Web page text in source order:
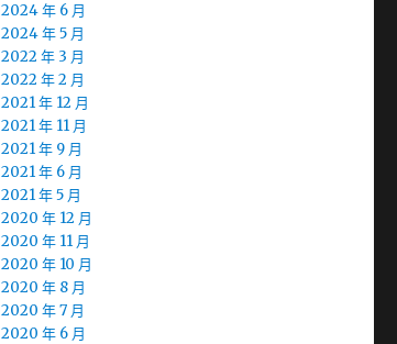
2024 年 6 月
2024 年 5 月
2022 年 3 月
2022 年 2 月
2021 年 12 月
2021 年 11 月
2021 年 9 月
2021 年 6 月
2021 年 5 月
2020 年 12 月
2020 年 11 月
2020 年 10 月
2020 年 8 月
2020 年 7 月
2020 年 6 月